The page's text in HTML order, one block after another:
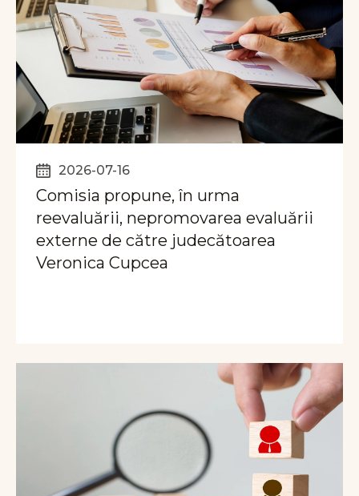
2026-07-16
Comisia propune, în urma
reevaluării, nepromovarea evaluării
externe de către judecătoarea
Veronica Cupcea